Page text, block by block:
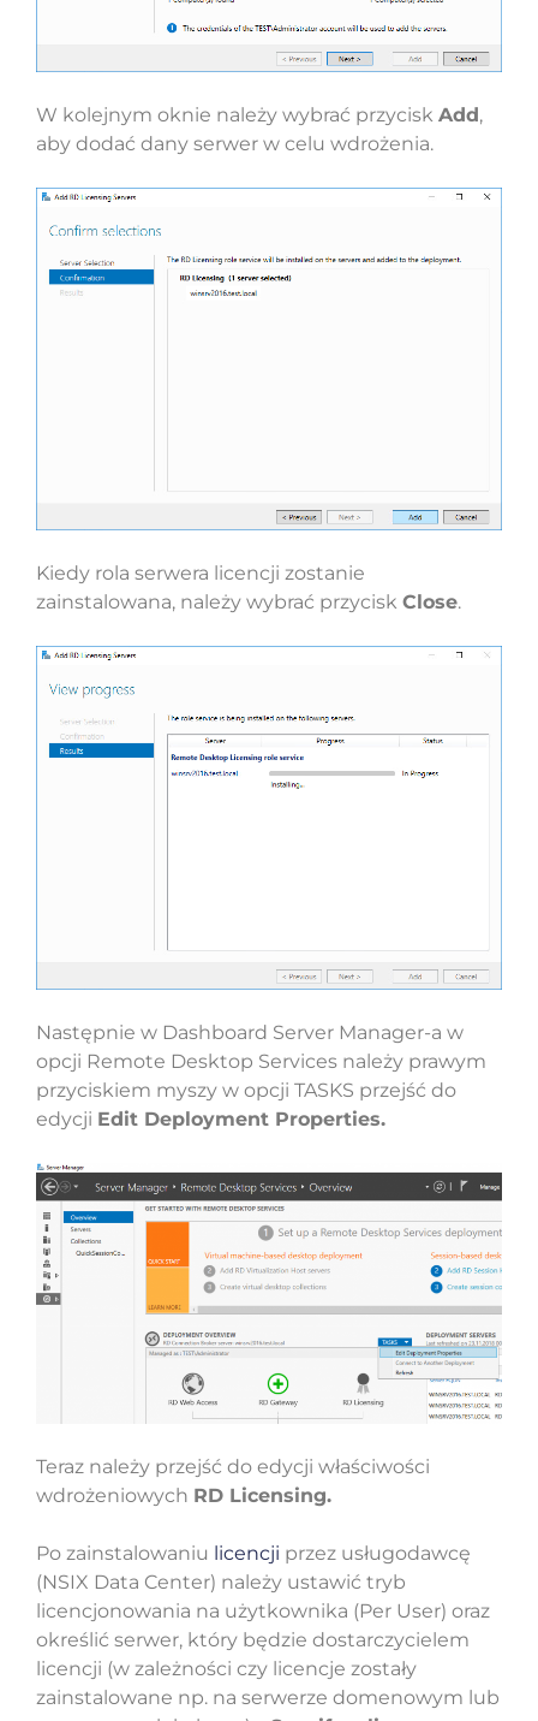
W kolejnym oknie należy wybrać przycisk Add,
aby dodać dany serwer w celu wdrożenia.
Kiedy rola serwera licencji zostanie
zainstalowana, należy wybrać przycisk Close.
Następnie w Dashboard Server Manager-a w
opcji Remote Desktop Services należy prawym
przyciskiem myszy w opcji TASKS przejść do
edycji Edit Deployment Properties.
Teraz należy przejść do edycji właściwości
wdrożeniowych RD Licensing.
Po zainstalowaniu licencji przez usługodawcę
(NSIX Data Center) należy ustawić tryb
licencjonowania na użytkownika (Per User) oraz
określić serwer, który będzie dostarczycielem
licencji (w zależności czy licencje zostały
zainstalowane np. na serwerze domenowym lub